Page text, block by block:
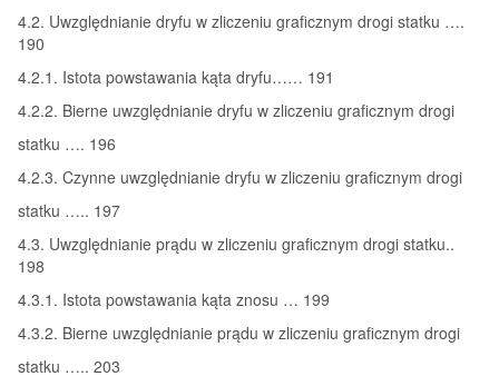
4.2. Uwzględnianie dryfu w zliczeniu graficznym drogi statku ….
190
4.2.1. Istota powstawania kąta dryfu…… 191
4.2.2. Bierne uwzględnianie dryfu w zliczeniu graficznym drogi
statku …. 196
4.2.3. Czynne uwzględnianie dryfu w zliczeniu graficznym drogi
statku ….. 197
4.3. Uwzględnianie prądu w zliczeniu graficznym drogi statku..
198
4.3.1. Istota powstawania kąta znosu … 199
4.3.2. Bierne uwzględnianie prądu w zliczeniu graficznym drogi
statku ….. 203